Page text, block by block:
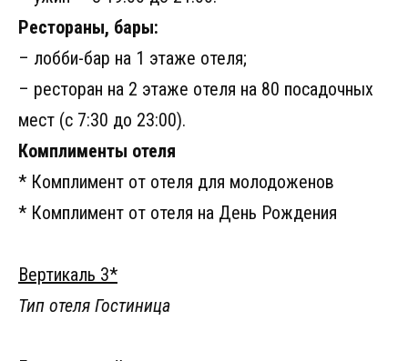
Рестораны, бары:
– лобби-бар на 1 этаже отеля;
– ресторан на 2 этаже отеля на 80 посадочных
мест (с 7:30 до 23:00).
Комплименты отеля
* Комплимент от отеля для молодоженов
* Комплимент от отеля на День Рождения
Вертикаль 3*
Тип отеля Гостиница